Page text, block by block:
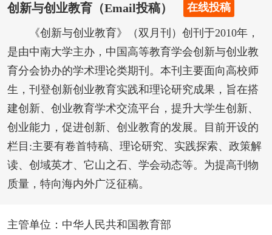
创新与创业教育（Email投稿） 在线投稿
《创新与创业教育》（双月刊）创刊于2010年，
是由中南大学主办，中国高等教育学会创新与创业教
育分会协办的学术理论类期刊。本刊主要面向高校师
生，刊登创新创业教育实践和理论研究成果，旨在搭
建创新、创业教育学术交流平台，提升大学生创新、
创业能力，促进创新、创业教育的发展。目前开设的
栏目:主要有卷首特稿、理论研究、实践探索、政策解
读、创域英才、它山之石、学会动态等。为提高刊物
质量，特向海内外广泛征稿。
主管单位：中华人民共和国教育部